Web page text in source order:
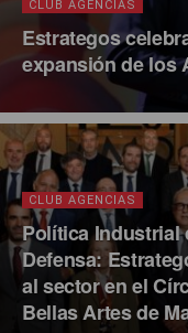
CLUB AGENCIAS
Estrategos
expansión de los
CLUB AGENCIAS
Política Industrial
Defensa:
al sector en el
Bellas Artes de